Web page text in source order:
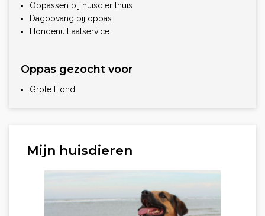
Oppassen bij huisdier thuis
Dagopvang bij oppas
Hondenuitlaatservice
Oppas gezocht voor
Grote Hond
Mijn huisdieren